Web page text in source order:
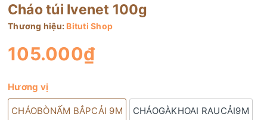
Cháo túi Ivenet 100g
Thương hiệu: Bituti Shop
105.000₫
Hương vị
CHÁOBÒNẤM BẮPCẢI 9M CHÁOGÀKHOAI RAUCẢI9M